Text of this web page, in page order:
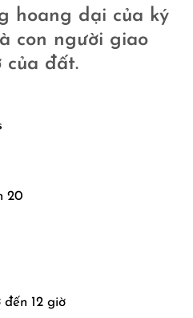
hoang dại của ký
con người giao
của đất.
20
12 giờ